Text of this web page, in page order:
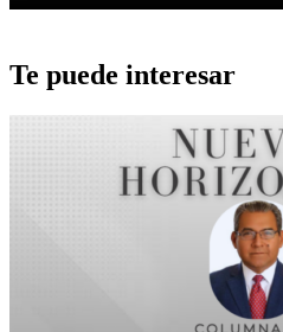
Te puede interesar